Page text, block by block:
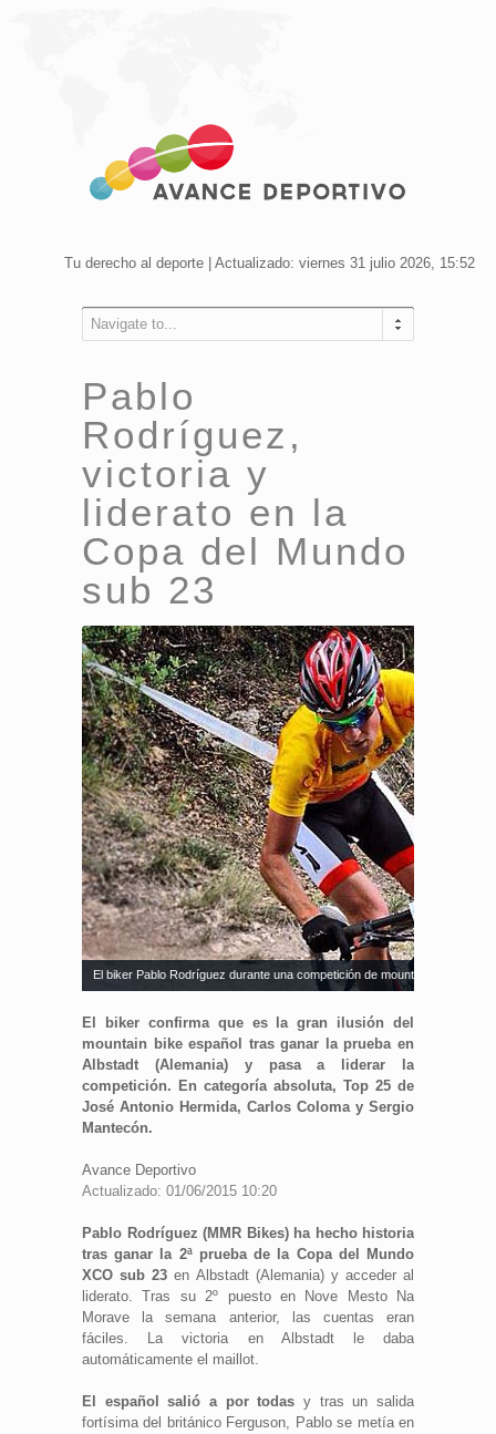
Tu derecho al deporte | Actualizado: viernes 31 julio 2026, 15:52
Navigate to...
Pablo
Rodríguez,
victoria y
liderato en la
Copa del Mundo
sub 23
El biker Pablo Rodríguez durante una competición de mountain bike.
El biker confirma que es la gran ilusión del
mountain bike español tras ganar la prueba en
Albstadt (Alemania) y pasa a liderar la
competición. En categoría absoluta, Top 25 de
José Antonio Hermida, Carlos Coloma y Sergio
Mantecón.
Avance Deportivo
Actualizado: 01/06/2015 10:20
Pablo Rodríguez (MMR Bikes) ha hecho historia
tras ganar la 2ª prueba de la Copa del Mundo
XCO sub 23 en Albstadt (Alemania) y acceder al
liderato. Tras su 2º puesto en Nove Mesto Na
Morave la semana anterior, las cuentas eran
fáciles. La victoria en Albstadt le daba
automáticamente el maillot.
El español salió a por todas y tras un salida
fortísima del británico Ferguson, Pablo se metía en